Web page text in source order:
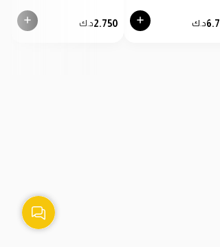
د.ك 2.750د.ك